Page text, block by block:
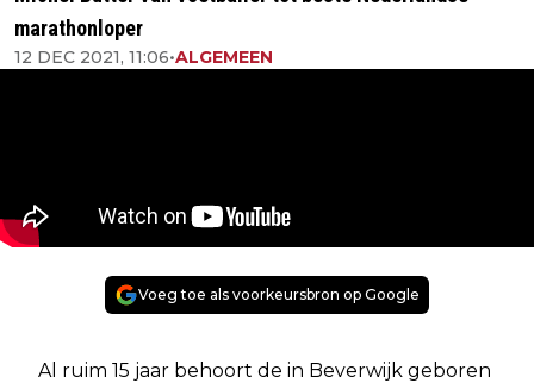
marathonloper
12 DEC 2021, 11:06•ALGEMEEN
Voeg toe als voorkeursbron op Google
Al ruim 15 jaar behoort de in Beverwijk geboren